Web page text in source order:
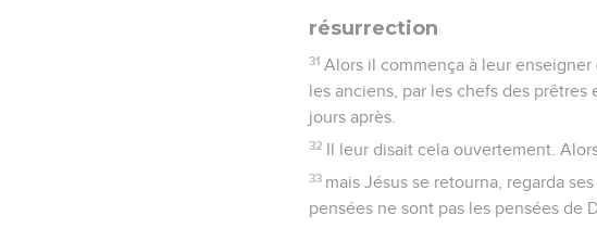
résurrection
31 Alors il commença à leur
les anciens, par les chefs des
jours après.
32 Il leur disait cela ouvertement.
33 mais Jésus se retourna, regarda
pensées ne sont pas les pensées de